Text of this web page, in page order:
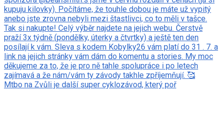
Mtbo na Zvůli je další super cyklozávod, který poř